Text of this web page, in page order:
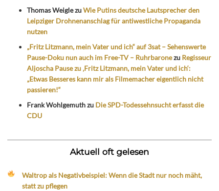
Thomas WeiglezuWie Putins deutsche Lautsprecher den
Leipziger Drohnenanschlag für antiwestliche Propaganda
nutzen
„Fritz Litzmann, mein Vater und ich“ auf 3sat – Sehenswerte
Pause-Doku nun auch im Free-TV – Ruhrbaronezu Regisseur
Aljoscha Pause zu ‚Fritz Litzmann, mein Vater und ich‘:
„Etwas Besseres kann mir als Filmemacher eigentlich nicht
passieren!“
Frank Wohlgemuthzu Die SPD-Todessehnsucht erfasst die
CDU
Aktuell oft gelesen
Waltrop als Negativbeispiel: Wenn die Stadt nur noch mäht,
statt zu pflegen